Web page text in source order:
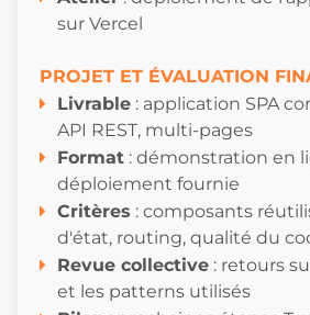
sur Vercel
PROJET ET ÉVALUATION
Livrable : application SPA
API REST, multi-pages
Format : démonstration en
déploiement fournie
Critères : composants
d'état, routing, qualité du
Revue collective : retours
et les patterns utilisés